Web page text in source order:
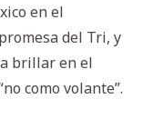
en el
del Tri, y
brillar en el
como volante”.